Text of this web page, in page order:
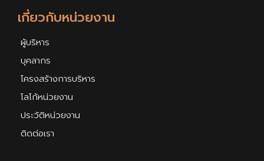
เกี่ยวกับหน่วยงาน
ผู้บริหาร
บุคลากร
โครงสร้างการบริหาร
โลโก้หน่วยงาน
ประวัติหน่วยงาน
ติดต่อเรา